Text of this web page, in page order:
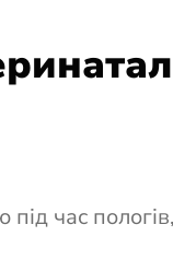
час